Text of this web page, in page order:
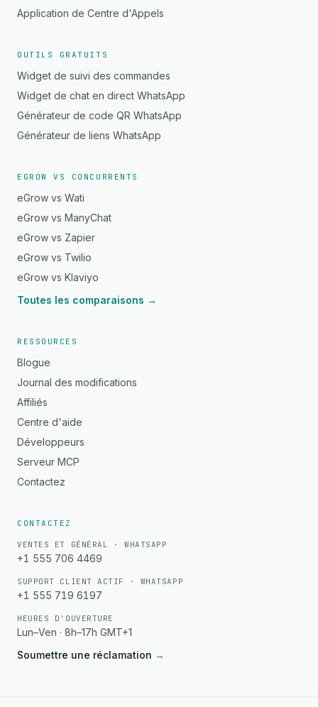
Application de Centre d'Appels
OUTILS GRATUITS
Widget de suivi des commandes
Widget de chat en direct WhatsApp
Générateur de code QR WhatsApp
Générateur de liens WhatsApp
EGROW VS CONCURRENTS
eGrow vs Wati
eGrow vs ManyChat
eGrow vs Zapier
eGrow vs Twilio
eGrow vs Klaviyo
Toutes les comparaisons →
RESSOURCES
Blogue
Journal des modifications
Affiliés
Centre d'aide
Développeurs
Serveur MCP
Contactez
CONTACTEZ
VENTES ET GÉNÉRAL · WHATSAPP
+1 555 706 4469
SUPPORT CLIENT ACTIF · WHATSAPP
+1 555 719 6197
HEURES D'OUVERTURE
Lun–Ven · 8h–17h GMT+1
Soumettre une réclamation →